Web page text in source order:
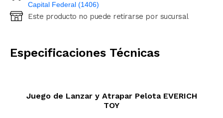
Capital Federal (1406)
Ingresá código postal (sólo números)
Este producto no puede retirarse por sucursal
Especificaciones Técnicas
Juego de Lanzar y Atrapar Pelota EVERICH
TOY